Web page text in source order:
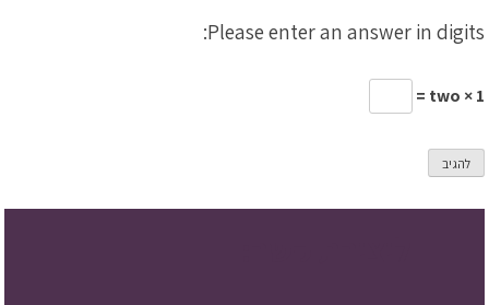
Please enter an answer in digits:
1 × two =